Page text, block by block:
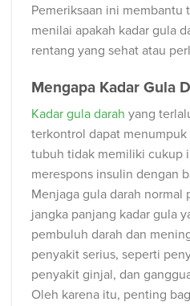
Pemeriksaan ini membantu
menilai apakah kadar gula
rentang yang sehat atau
Mengapa Kadar Gula
Kadar gula darah yang
terkontrol dapat
tubuh tidak memiliki cukup
merespons insulin dengan
Menjaga gula darah normal
jangka panjang kadar gula
pembuluh darah dan
penyakit serius, seperti
penyakit ginjal, dan
Oleh karena itu, penting